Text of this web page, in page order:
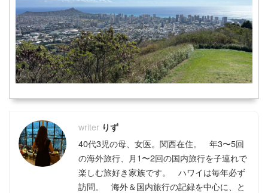
りず
40代3児の母、女医。関西在住。 年3〜5回
の海外旅行、月1〜2回の国内旅行を子連れで
楽しむ旅好き家族です。 ハワイは毎年必ず
訪問。 海外＆国内旅行の記録を中心に、と